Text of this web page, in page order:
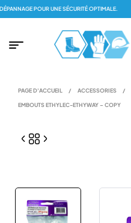
POUR UNE SÉCURITÉ OPTIMALE.
PAGE D'ACCUEIL / ACCESSORIES /
EMBOUTS ETHYLEC-ETHYWAY – COPY